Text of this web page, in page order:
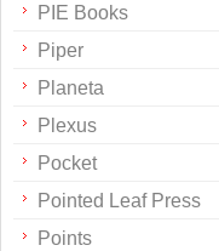
PIE Books
Piper
Planeta
Plexus
Pocket
Pointed Leaf Press
Points